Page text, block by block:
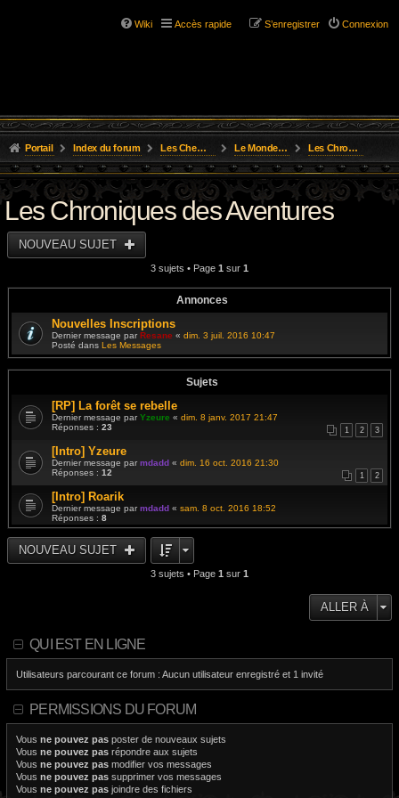
Wiki Accès rapide Connexion
S’enregistrer
Portail Index du forum Les Chemins de L'Aventure Le Monde de Golarion Les Chroniques des Aventures
Les Chroniques des Aventures
NOUVEAU SUJET
3 sujets • Page 1 sur 1
Annonces
Nouvelles Inscriptions
Dernier message parResane « dim. 3 juil. 2016 10:47
Posté dans Les Messages
Sujets
[RP] La forêt se rebelle
Dernier message parYzeure « dim. 8 janv. 2017 21:47
Réponses : 23 1 2 3
[Intro] Yzeure
Dernier message parmdadd « dim. 16 oct. 2016 21:30
Réponses : 12 1 2
[Intro] Roarik
Dernier message parmdadd « sam. 8 oct. 2016 18:52
Réponses : 8
NOUVEAU SUJET
3 sujets • Page 1 sur 1
ALLER À
QUI EST EN LIGNE
Utilisateurs parcourant ce forum : Aucun utilisateur enregistré et 1 invité
PERMISSIONS DU FORUM
Vous ne pouvez pas poster de nouveaux sujets
Vous ne pouvez pas répondre aux sujets
Vous ne pouvez pas modifier vos messages
Vous ne pouvez pas supprimer vos messages
Vous ne pouvez pas joindre des fichiers